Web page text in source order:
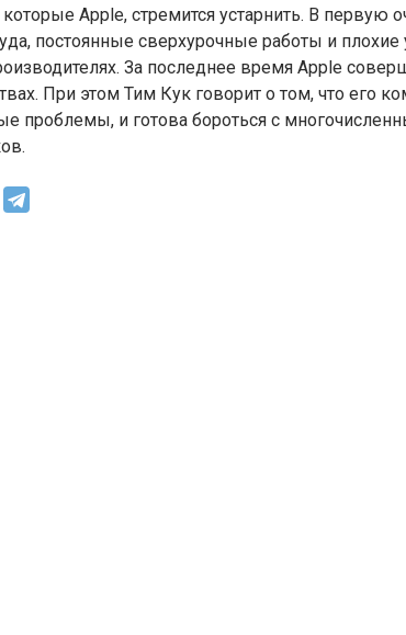
Apple, стремится устарнить. В первую
постоянные сверхурочные работы и плохие
За последнее время Apple
При этом Тим Кук говорит о том, что его
проблемы, и готова бороться с